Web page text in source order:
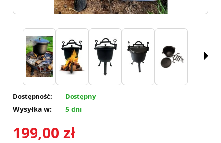
Dostępność: Dostępny
Wysyłka w: 5 dni
199,00 zł